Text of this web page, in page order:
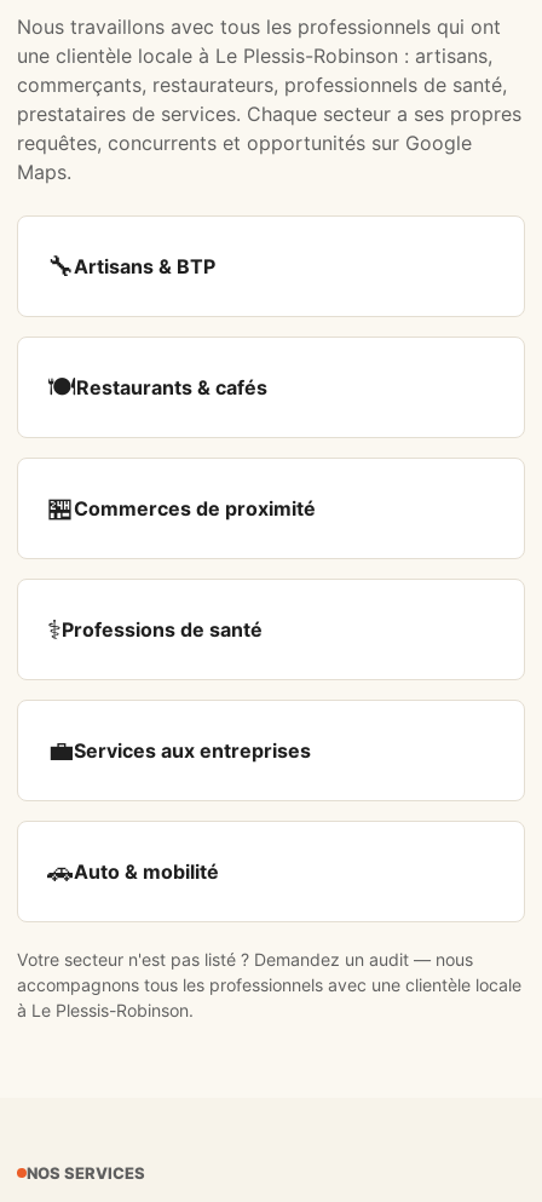
Nous travaillons avec tous les professionnels qui ont
une clientèle locale à Le Plessis-Robinson : artisans,
commerçants, restaurateurs, professionnels de santé,
prestataires de services. Chaque secteur a ses propres
requêtes, concurrents et opportunités sur Google
Maps.
🔧Artisans & BTP
🍽️Restaurants & cafés
🏪Commerces de proximité
⚕️Professions de santé
💼Services aux entreprises
🚗Auto & mobilité
Votre secteur n'est pas listé ? Demandez un audit — nous
accompagnons tous les professionnels avec une clientèle locale
à Le Plessis-Robinson.
NOS SERVICES